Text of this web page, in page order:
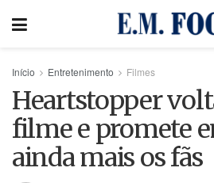
Início Entretenimento Filmes
Heartstopper
filme e promete
ainda mais os fãs